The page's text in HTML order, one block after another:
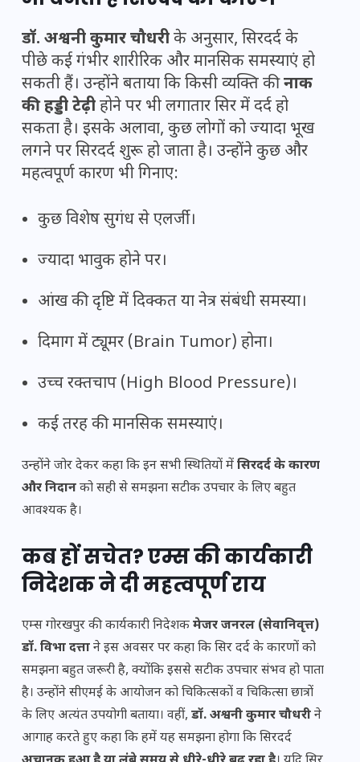
डॉ. अश्वनी कुमार चौधरीके अनुसार, सिरदर्द के
पीछे कई गंभीर शारीरिक और मानसिक समस्याएं हो
सकती हैं। उन्होंने बताया कि किसी व्यक्ति कीनाक
की हड्डी टेढ़ीहोने पर भी लगातार सिर में दर्द हो
सकता है। इसके अलावा, कुछ लोगों को ज्यादा भूख
लगने पर सिरदर्द शुरू हो जाता है। उन्होंने कुछ और
महत्वपूर्ण कारण भी गिनाए:
कुछ विशेष सुगंध से एलर्जी।
ज्यादा भावुक होने पर।
आंख की दृष्टि में दिक्कत या नेत्र संबंधी समस्या।
दिमाग में ट्यूमर (Brain Tumor) होना।
उच्च रक्तचाप (High Blood Pressure)।
कई तरह की मानसिक समस्याएं।
उन्होंने जोर देकर कहा कि इन सभी स्थितियों मेंसिरदर्द के कारण
और निदानको सही से समझना सटीक उपचार के लिए बहुत
आवश्यक है।
कब हों सचेत? एम्स की कार्यकारी
निदेशक ने दी महत्वपूर्ण राय
एम्स गोरखपुर की कार्यकारी निदेशकमेजर जनरल (सेवानिवृत्त)
डॉ. विभा दत्ताने इस अवसर पर कहा कि सिर दर्द के कारणों को
समझना बहुत जरूरी है, क्योंकि इससे सटीक उपचार संभव हो पाता
है। उन्होंने सीएमई के आयोजन को चिकित्सकों व चिकित्सा छात्रों
के लिए अत्यंत उपयोगी बताया। वहीं, डॉ. अश्वनी कुमार चौधरीने
आगाह करते हुए कहा कि हमें यह समझना होगा कि सिरदर्द